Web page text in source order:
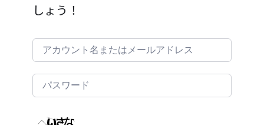
しょう！